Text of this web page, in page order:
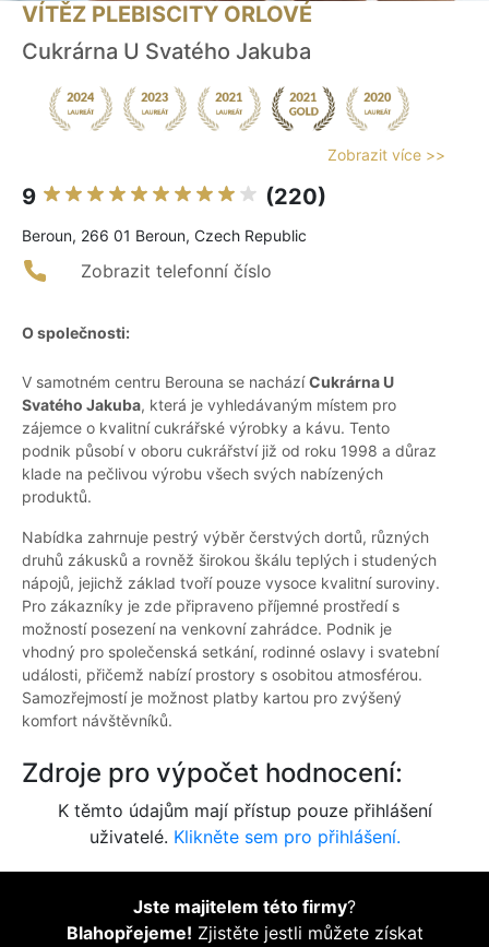
VÍTĚZ PLEBISCITY ORLOVÉ
Cukrárna U Svatého Jakuba
Zobrazit více >>
9 (220)
Beroun, 266 01 Beroun, Czech Republic
Zobrazit telefonní číslo
O společnosti:
V samotném centru Berouna se nacházíCukrárna U
Svatého Jakuba, která je vyhledávaným místem pro
zájemce o kvalitní cukrářské výrobky a kávu. Tento
podnik působí v oboru cukrářství již od roku 1998 a důraz
klade na pečlivou výrobu všech svých nabízených
produktů.
Nabídka zahrnuje pestrý výběr čerstvých dortů, různých
druhů zákusků a rovněž širokou škálu teplých i studených
nápojů, jejichž základ tvoří pouze vysoce kvalitní suroviny.
Pro zákazníky je zde připraveno příjemné prostředí s
možností posezení na venkovní zahrádce. Podnik je
vhodný pro společenská setkání, rodinné oslavy i svatební
události, přičemž nabízí prostory s osobitou atmosférou.
Samozřejmostí je možnost platby kartou pro zvýšený
komfort návštěvníků.
Zdroje pro výpočet hodnocení:
K těmto údajům mají přístup pouze přihlášení
uživatelé. Klikněte sem pro přihlášení.
Jste majitelem této firmy?
Blahopřejeme! Zjistěte jestli můžete získat